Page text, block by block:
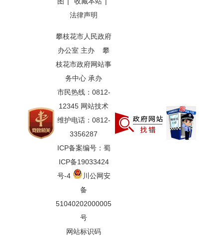
法律声明
攀枝花市人民政府
办公室 主办 攀
枝花市政府网站事
务中心 承办
市民热线：0812-
12345 网站技术
维护电话：0812-
3356287
ICP备案编号：蜀
ICP备19033424
号-4
川公网安
备
51040202000005
号
网站标识码